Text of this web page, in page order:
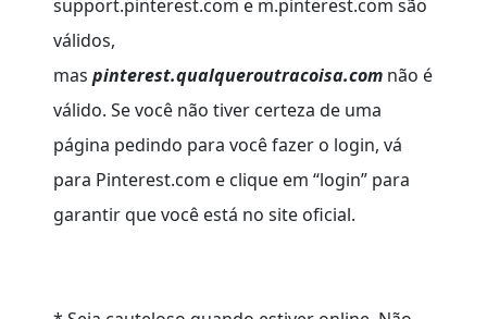
support.pinterest.com e m.pinterest.com são
válidos,
maspinterest.qualqueroutracoisa.com não é
válido. Se você não tiver certeza de uma
página pedindo para você fazer o login, vá
para Pinterest.com e clique em “login” para
garantir que você está no site oficial.